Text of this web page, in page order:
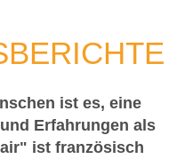
ist es, eine
Erfahrungen als
ist französisch